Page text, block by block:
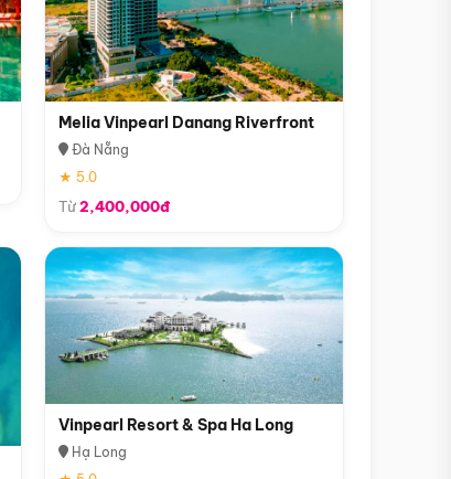
Melia Vinpearl Danang Riverfront
Đà Nẵng
★ 5.0
Từ2,400,000đ
Vinpearl Resort & Spa Ha Long
Hạ Long